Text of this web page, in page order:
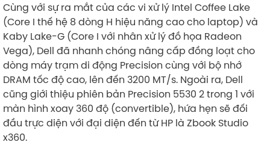
Cùng với sự ra mắt của các vi xử lý Intel Coffee Lake
(Core I thế hệ 8 dòng H hiệu năng cao cho laptop) và
Kaby Lake-G (Core I với nhân xử lý đồ họa Radeon
Vega), Dell đã nhanh chóng nâng cấp đồng loạt cho
dòng máy trạm di động Precision cùng với bộ nhớ
DRAM tốc độ cao, lên đến 3200 MT/s. Ngoài ra, Dell
cũng giới thiệu phiên bản Precision 5530 2 trong 1 với
màn hình xoay 360 độ (convertible), hứa hẹn sẽ đối
đầu trực diện với đại diện đến từ HP là Zbook Studio
x360.